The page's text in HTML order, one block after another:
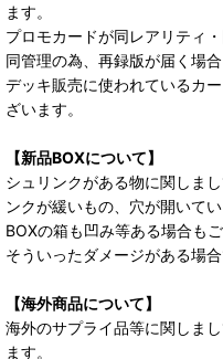
ます。
プロモカードが同レアリティ
同管理の為、再録版が届く場合
デッキ販売に使われているカ
ざいます。
【新品BOXについて】
シュリンクがある物に関しま
ンクが緩いもの、穴が開いて
BOXの箱も凹み等ある場合もご
そういったダメージがある場
【海外商品について】
海外のサプライ品等に関しま
ます。